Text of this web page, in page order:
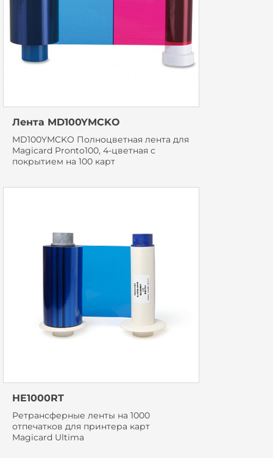
Лента MD100YMCKO
MD100YMCKO Полноцветная лента для
Magicard Pronto100, 4-цветная с
покрытием на 100 карт
HE1000RT
Ретрансферные ленты на 1000
отпечатков для принтера карт
Magicard Ultima